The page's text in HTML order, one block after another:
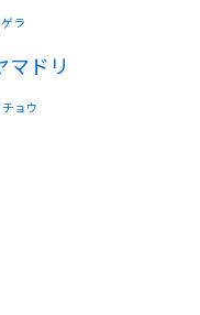
ラ
マドリ
ョウ